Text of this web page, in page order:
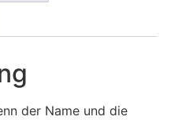
der Name und die